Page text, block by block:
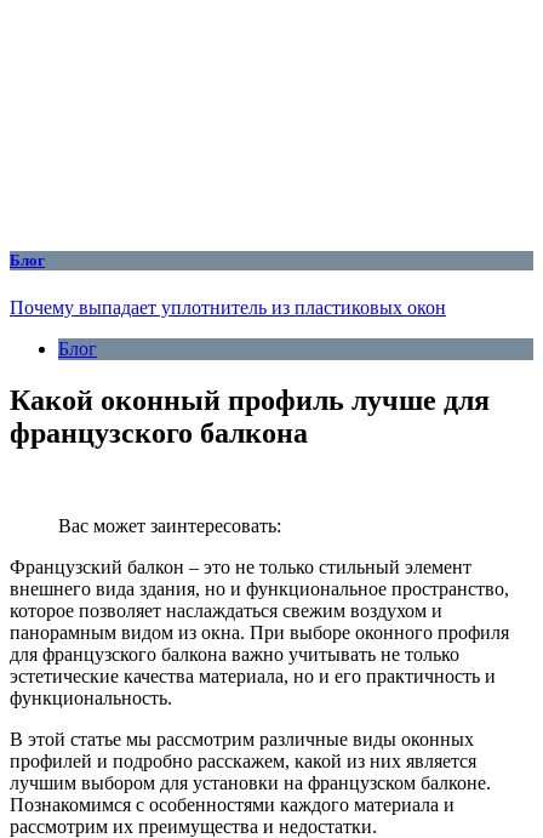
Блог
Почему выпадает уплотнитель из пластиковых окон
Блог
Какой оконный профиль лучше для
французского балкона
Вас может заинтересовать:
Французский балкон – это не только стильный элемент
внешнего вида здания, но и функциональное пространство,
которое позволяет наслаждаться свежим воздухом и
панорамным видом из окна. При выборе оконного профиля
для французского балкона важно учитывать не только
эстетические качества материала, но и его практичность и
функциональность.
В этой статье мы рассмотрим различные виды оконных
профилей и подробно расскажем, какой из них является
лучшим выбором для установки на французском балконе.
Познакомимся с особенностями каждого материала и
рассмотрим их преимущества и недостатки.